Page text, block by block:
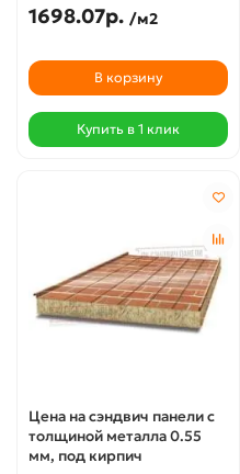
1698.07р. /м2
В корзину
Купить в 1 клик
Цена на сэндвич панели с
толщиной металла 0.55
мм, под кирпич